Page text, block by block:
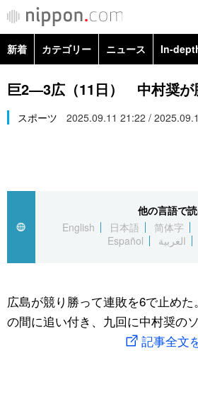
社会
旅と暮らし
新着 カテゴリー ニュース In-
政治・外交
経済・ビジネス
社会
文化
科学・技術
暮らし
巨2―3広（11日） 中村奨が
スポーツ 2025.09.11 21:22 /
他の言語で
English
日本語 简体字
Español
العربية
広島が競り勝って連敗を6で止め
の間に追い付き、九回に中村奨の
記事全文